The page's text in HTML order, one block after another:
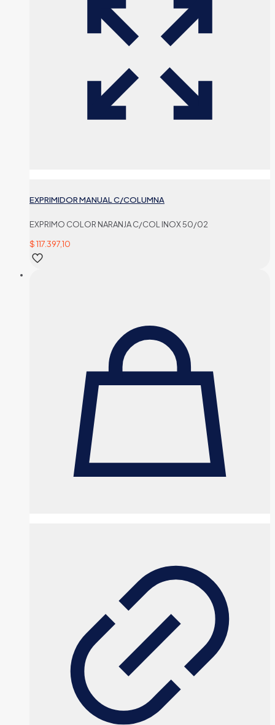
EXPRIMIDOR MANUAL C/COLUMNA
EXPRIMO COLOR NARANJA C/COL INOX 50/02
$117.397,10